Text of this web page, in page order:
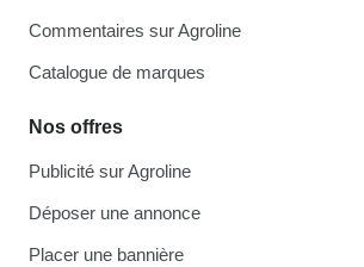
Commentaires sur Agroline
Catalogue de marques
Nos offres
Publicité sur Agroline
Déposer une annonce
Placer une bannière